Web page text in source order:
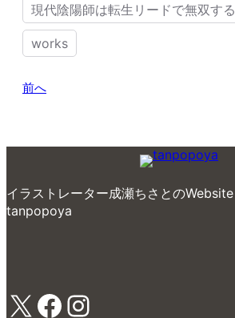
現代陰陽師は転生リードで無双する
works
前へ
イラストレーター成瀬ちさとのWebsite
tanpopoya
X Facebook Instagram